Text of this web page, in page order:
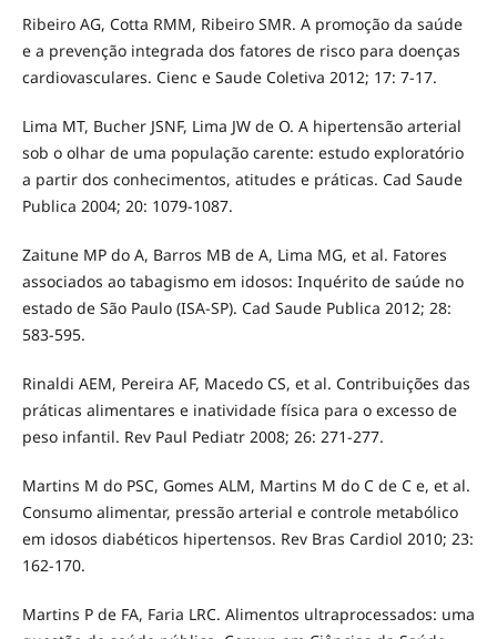
Ribeiro AG, Cotta RMM, Ribeiro SMR. A promoção da saúde
e a prevenção integrada dos fatores de risco para doenças
cardiovasculares. Cienc e Saude Coletiva 2012; 17: 7-17.
Lima MT, Bucher JSNF, Lima JW de O. A hipertensão arterial
sob o olhar de uma população carente: estudo exploratório
a partir dos conhecimentos, atitudes e práticas. Cad Saude
Publica 2004; 20: 1079-1087.
Zaitune MP do A, Barros MB de A, Lima MG, et al. Fatores
associados ao tabagismo em idosos: Inquérito de saúde no
estado de São Paulo (ISA-SP). Cad Saude Publica 2012; 28:
583-595.
Rinaldi AEM, Pereira AF, Macedo CS, et al. Contribuições das
práticas alimentares e inatividade física para o excesso de
peso infantil. Rev Paul Pediatr 2008; 26: 271-277.
Martins M do PSC, Gomes ALM, Martins M do C de C e, et al.
Consumo alimentar, pressão arterial e controle metabólico
em idosos diabéticos hipertensos. Rev Bras Cardiol 2010; 23:
162-170.
Martins P de FA, Faria LRC. Alimentos ultraprocessados: uma